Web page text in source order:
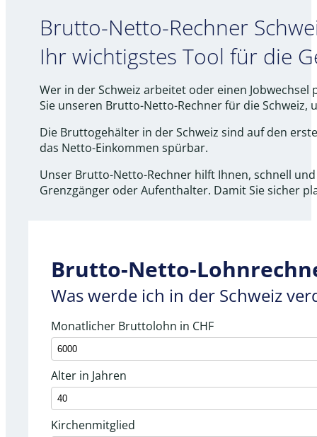
Brutto-Netto-Rechner
Ihr wichtigstes Tool für die
Wer in der Schweiz arbeitet oder einen
Sie unseren Brutto-Netto-Rechner für die Schweiz,
Die Bruttogehälter in der Schweiz sind auf den
das Netto-Einkommen spürbar.
Unser Brutto-Netto-Rechner hilft Ihnen, schnell
Grenzgänger oder Aufenthalter. Damit Sie sicher
Brutto-Netto-
Was werde ich in der Schweiz
Monatlicher Bruttolohn in CHF
Alter in Jahren
Kirchenmitglied